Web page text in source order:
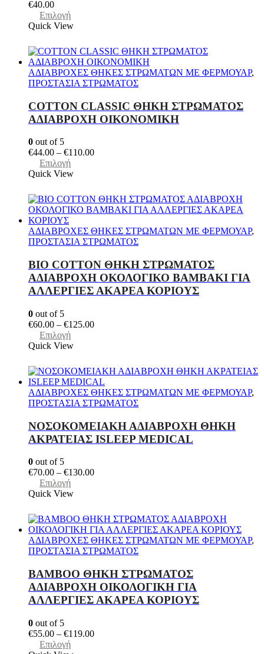
€40.00
Επιλογή
έχει
πολλαπλές
παραλλαγές.
Οι
επιλογές
να
επιλεγούν
του
Quick View
ΑΔΙΑΒΡΟΧΕΣ ΘΗΚΕΣ ΣΤΡΩΜΑΤΩΝ ΜΕ ΦΕΡΜΟΥΑΡ,
ΠΡΟΣΤΑΣΙΑ ΣΤΡΩΜΑΤΟΣ
COTTON CLASSIC ΘΗKΗ ΣΤΡΩΜΑΤΟΣ
ΑΔΙΑΒΡΟΧΗ ΟΙΚΟΝΟΜΙΚΗ
0 out of 5
€44.00 – €110.00Price
€110.00
Επιλογή
έχει
πολλαπλές
παραλλαγές.
Οι
επιλογές
μπορούν
επιλεγούν
στη
σελίδα
Quick View
ΑΔΙΑΒΡΟΧΕΣ ΘΗΚΕΣ ΣΤΡΩΜΑΤΩΝ ΜΕ ΦΕΡΜΟΥΑΡ,
ΠΡΟΣΤΑΣΙΑ ΣΤΡΩΜΑΤΟΣ
BIO COTTON ΘΗΚΗ ΣΤΡΩΜΑΤΟΣ
ΑΔΙΑΒΡΟΧΗ ΟΚΟΛΟΓΙΚΟ ΒΑΜΒΑΚΙ ΓΙΑ
ΑΛΛΕΡΓΙΕΣ ΑΚΑΡΕΑ ΚΟΡΙΟΥΣ
0 out of 5
€60.00 – €125.00Price
€125.00
Επιλογή
έχει
πολλαπλές
παραλλαγές.
Οι
επιλογές
να
επιλεγούν
του
Quick View
ΑΔΙΑΒΡΟΧΕΣ ΘΗΚΕΣ ΣΤΡΩΜΑΤΩΝ ΜΕ ΦΕΡΜΟΥΑΡ,
ΠΡΟΣΤΑΣΙΑ ΣΤΡΩΜΑΤΟΣ
ΝΟΣΟΚΟΜΕΙΑΚΗ ΑΔΙΑΒΡΟΧΗ ΘΗΚΗ
ΑΚΡΑΤΕΙΑΣ ISLEEP MEDICAL
0 out of 5
€70.00 – €130.00Price
€130.00
Επιλογή
έχει
πολλαπλές
παραλλαγές.
Οι
επιλογές
να
επιλεγούν
στη
προϊόντος
Quick View
ΑΔΙΑΒΡΟΧΕΣ ΘΗΚΕΣ ΣΤΡΩΜΑΤΩΝ ΜΕ ΦΕΡΜΟΥΑΡ,
ΠΡΟΣΤΑΣΙΑ ΣΤΡΩΜΑΤΟΣ
ΒΑΜΒΟΟ ΘΗKΗ ΣΤΡΩΜΑΤΟΣ
ΑΔΙΑΒΡΟΧΗ ΟΙΚΟΛΟΓΙΚΗ ΓΙΑ
ΑΛΛΕΡΓΙΕΣ ΑΚΑΡΕΑ ΚΟΡΙΟΥΣ
0 out of 5
€55.00 – €119.00Price
Επιλογή